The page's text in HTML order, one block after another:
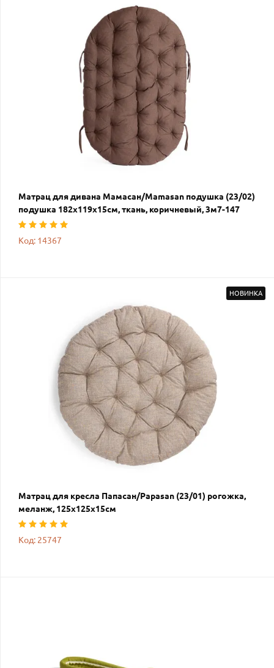
Матрац для дивана Мамасан/Mamasan подушка (23/02)
подушка 182х119х15см, ткань, коричневый, 3м7-147
Код: 14367
НОВИНКА
Матрац для кресла Папасан/Papasan (23/01) рогожка,
меланж, 125х125х15см
Код: 25747